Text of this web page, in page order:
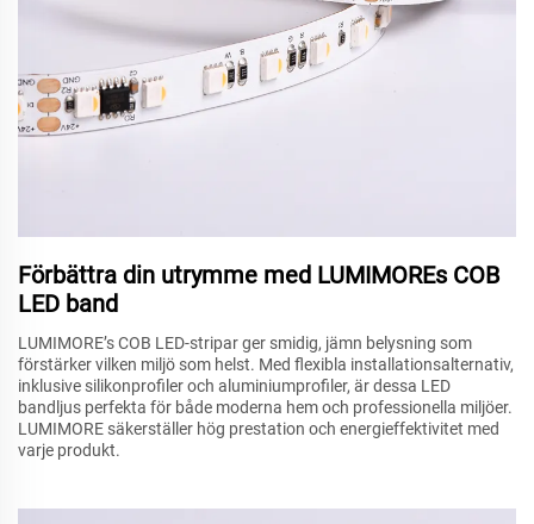
Förbättra din utrymme med LUMIMOREs COB
LED band
LUMIMORE’s COB LED-stripar ger smidig, jämn belysning som
förstärker vilken miljö som helst. Med flexibla installationsalternativ,
inklusive silikonprofiler och aluminiumprofiler, är dessa LED
bandljus perfekta för både moderna hem och professionella miljöer.
LUMIMORE säkerställer hög prestation och energieffektivitet med
varje produkt.